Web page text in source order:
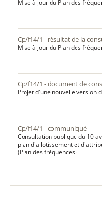
Mise à jour du Plan des
cp/f14/1 - résultat de la
Mise à jour du Plan des
cp/f14/1 - document de
Projet d'une nouvelle version
cp/f14/1 - communiqué
Consultation publique du 10
plan d'allotissement et
(Plan des fréquences)